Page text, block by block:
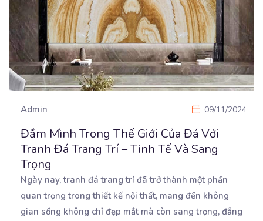
Admin 09/11/2024
Đắm Mình Trong Thế Giới Của Đá Với
Tranh Đá Trang Trí – Tinh Tế Và Sang
Trọng
Ngày nay, tranh đá trang trí đã trở thành một phần
quan trọng trong thiết kế nội thất, mang đến không
gian sống không chỉ đẹp mắt mà còn sang trọng, đẳng